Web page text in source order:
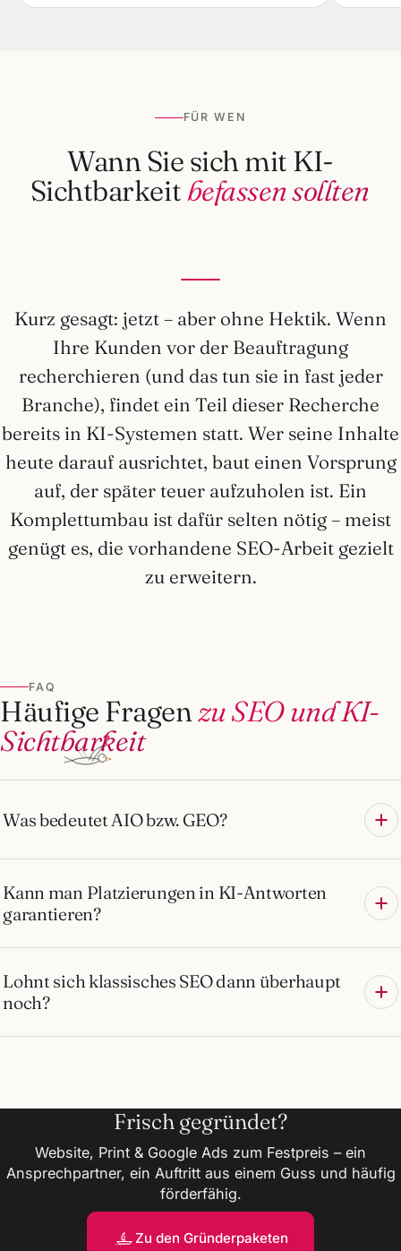
FÜR WEN
Wann Sie sich mit KI-
Sichtbarkeit befassen sollten
Kurz gesagt: jetzt – aber ohne Hektik. Wenn
Ihre Kunden vor der Beauftragung
recherchieren (und das tun sie in fast jeder
Branche), findet ein Teil dieser Recherche
bereits in KI-Systemen statt. Wer seine Inhalte
heute darauf ausrichtet, baut einen Vorsprung
auf, der später teuer aufzuholen ist. Ein
Komplettumbau ist dafür selten nötig – meist
genügt es, die vorhandene SEO-Arbeit gezielt
zu erweitern.
FAQ
Häufige Fragen zu SEO und KI-
Sichtbarkeit
?
Was bedeutet AIO bzw. GEO?
Kann man Platzierungen in KI-Antworten
garantieren?
Lohnt sich klassisches SEO dann überhaupt
noch?
Frisch gegründet?
Website, Print & Google Ads zum Festpreis – ein
Ansprechpartner, ein Auftritt aus einem Guss und häufig
förderfähig.
Zu den Gründerpaketen